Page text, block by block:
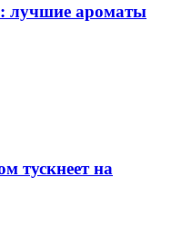
лучшие ароматы
тускнеет на